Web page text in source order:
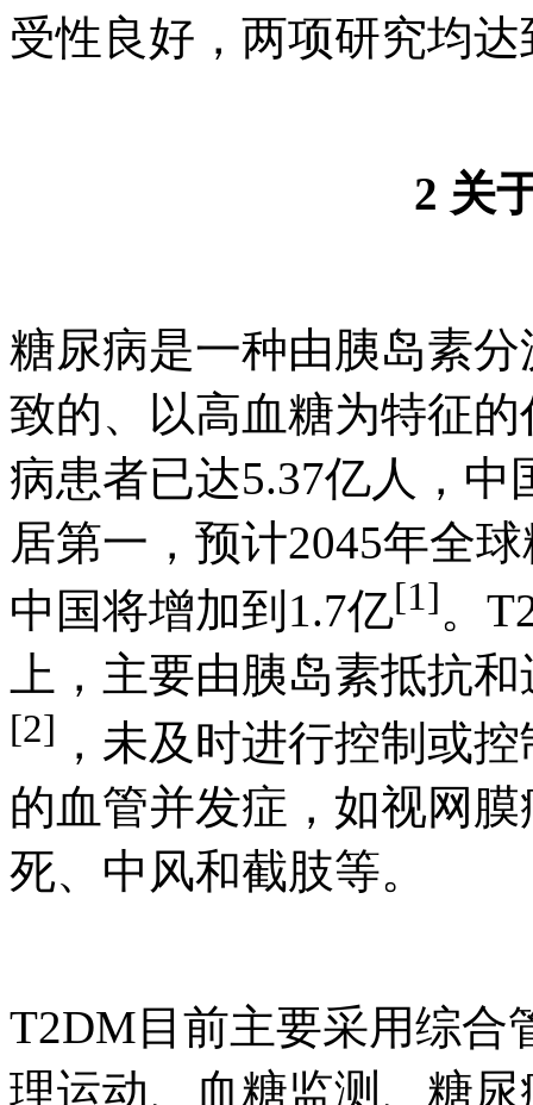
受性良好，两项研究均
2 关
糖尿病是一种由胰岛素
致的、以高血糖为特
病患者已达5.37亿人，
居第一，预计2045年全
中国将增加到1.7亿[1]。
上，主要由胰岛素抵
[2] ，未及时进行控制
的血管并发症，如视网膜
死、中风和截肢等。
T2DM目前主要采用综合管
理运动、血糖监测